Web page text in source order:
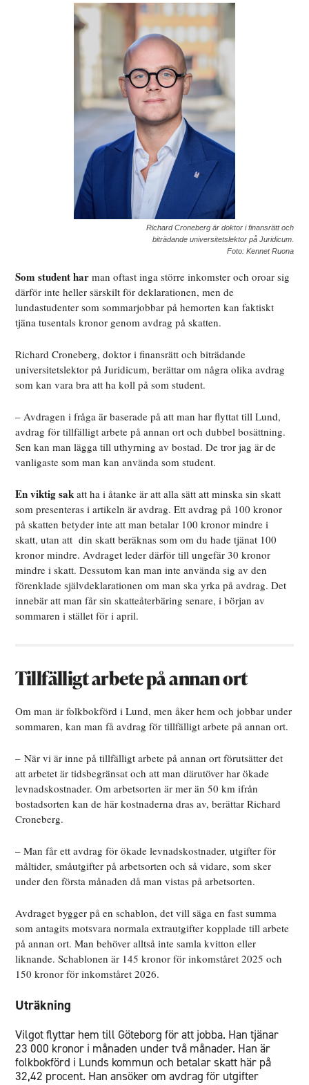
Richard Croneberg är doktor i finansrätt och
biträdande universitetslektor på Juridicum.
Foto: Kennet Ruona
Som student har man oftast inga större inkomster och oroar sig
därför inte heller särskilt för deklarationen, men de
lundastudenter som sommarjobbar på hemorten kan faktiskt
tjäna tusentals kronor genom avdrag på skatten.
Richard Croneberg, doktor i finansrätt och biträdande
universitetslektor på Juridicum, berättar om några olika avdrag
som kan vara bra att ha koll på som student.
– Avdragen i fråga är baserade på att man har flyttat till Lund,
avdrag för tillfälligt arbete på annan ort och dubbel bosättning.
Sen kan man lägga till uthyrning av bostad. De tror jag är de
vanligaste som man kan använda som student.
En viktig sak att ha i åtanke är att alla sätt att minska sin skatt
som presenteras i artikeln är avdrag. Ett avdrag på 100 kronor
på skatten betyder inte att man betalar 100 kronor mindre i
skatt, utan att din skatt beräknas som om du hade tjänat 100
kronor mindre. Avdraget leder därför till ungefär 30 kronor
mindre i skatt. Dessutom kan man inte använda sig av den
förenklade självdeklarationen om man ska yrka på avdrag. Det
innebär att man får sin skatteåterbäring senare, i början av
sommaren i stället för i april.
Tillfälligt arbete på annan ort
Om man är folkbokförd i Lund, men åker hem och jobbar under
sommaren, kan man få avdrag för tillfälligt arbete på annan ort.
– När vi är inne på tillfälligt arbete på annan ort förutsätter det
att arbetet är tidsbegränsat och att man därutöver har ökade
levnadskostnader. Om arbetsorten är mer än 50 km ifrån
bostadsorten kan de här kostnaderna dras av, berättar Richard
Croneberg.
– Man får ett avdrag för ökade levnadskostnader, utgifter för
måltider, småutgifter på arbetsorten och så vidare, som sker
under den första månaden då man vistas på arbetsorten.
Avdraget bygger på en schablon, det vill säga en fast summa
som antagits motsvara normala extrautgifter kopplade till arbete
på annan ort. Man behöver alltså inte samla kvitton eller
liknande. Schablonen är 145 kronor för inkomståret 2025 och
150 kronor för inkomståret 2026.
Uträkning
Vilgot flyttar hem till Göteborg för att jobba. Han tjänar
23 000 kronor i månaden under två månader. Han är
folkbokförd i Lunds kommun och betalar skatt här på
32,42 procent. Han ansöker om avdrag för utgifter